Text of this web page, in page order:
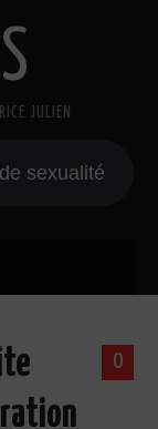
JULIEN
sexualité
0